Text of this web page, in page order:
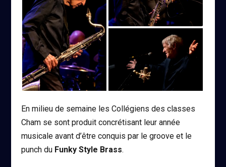
En milieu de semaine les Collégiens des classes
Cham se sont produit concrétisant leur année
musicale avant d’être conquis par le groove et le
punch du Funky Style Brass.